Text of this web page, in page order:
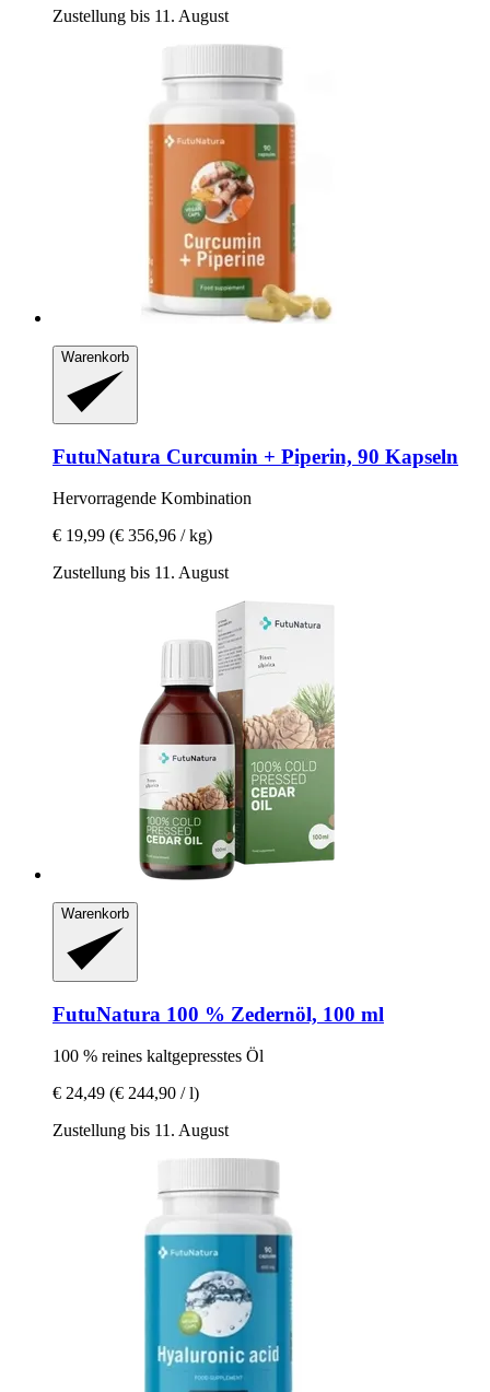
Zustellung bis 11. August
Warenkorb
FutuNatura Curcumin + Piperin, 90 Kapseln
Hervorragende Kombination
€ 19,99 (€ 356,96 / kg)
Zustellung bis 11. August
Warenkorb
FutuNatura 100 % Zedernöl, 100 ml
100 % reines kaltgepresstes Öl
€ 24,49 (€ 244,90 / l)
Zustellung bis 11. August